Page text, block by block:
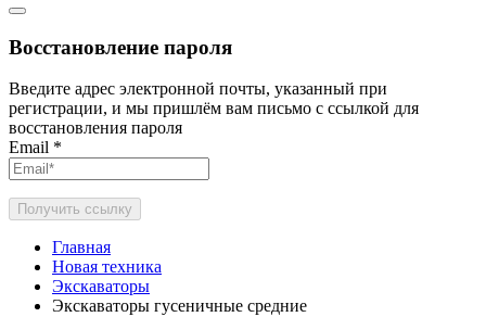
Восстановление пароля
Введите адрес электронной почты, указанный при
регистрации, и мы пришлём вам письмо с ссылкой для
восстановления пароля
Email *
Получить ссылку
Главная
Новая техника
Экскаваторы
Экскаваторы гусеничные средние